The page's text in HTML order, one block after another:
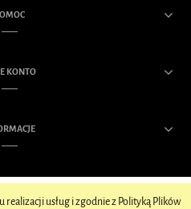
realizacji usług i zgodnie z Polityką Plików
KONTO